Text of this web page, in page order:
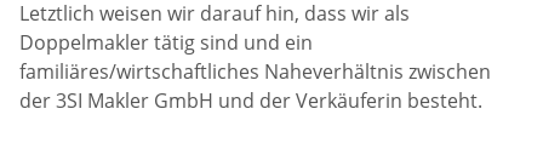
Letztlich weisen wir darauf hin, dass wir als
Doppelmakler tätig sind und ein
familiäres/wirtschaftliches Naheverhältnis zwischen
der 3SI Makler GmbH und der Verkäuferin besteht.